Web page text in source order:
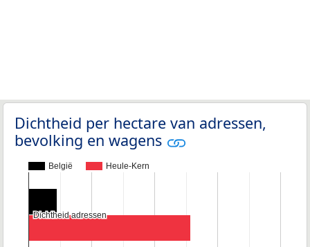
Dichtheid per hectare van adressen,
bevolking en wagens
België Heule-Kern
Dichtheid adressen
Dichtheid adressen